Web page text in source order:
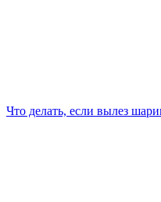
Что делать, если вылез